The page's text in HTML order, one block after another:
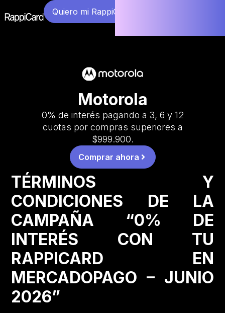
Quiero mi RappiCard
Motorola
0% de interés pagando a 3, 6 y 12
cuotas por compras superiores a
$999.900.
Comprar ahora
TÉRMINOS Y
CONDICIONES DE LA
CAMPAÑA “0% DE
INTERÉS CON TU
RAPPICARD EN
MERCADOPAGO – JUNIO
2026”